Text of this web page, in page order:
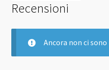
Recensioni
Ancora non ci